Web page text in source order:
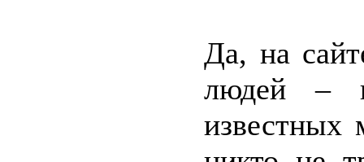
Да, на
людей –
известных